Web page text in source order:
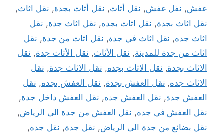
عفش, نفل عفش, نقل أثاث, نقل أثاث بجدة, نقل اثاث,
نقل اثاث بجدة, نقل اثاث بجده, نقل اثاث جدة, نقل
اثاث جده, نقل اثاث في جدة, نقل اثاث من جدة, نقل
اثاث من جدة للمدينة, نقل الأثاث, نقل الأثاث جدة, نقل
الاثاث بجدة, نقل الاثاث بجده, نقل الاثاث جدة, نقل
الاثاث جده, نقل العفش بجدة, نقل العفش بجده, نقل
العفش جدة, نقل العفش جده, نقل العفش داخل جدة,
نقل العفش في جده, نقل العفش من جدة الى الرياض,
نقل بضائع من جدة الى الرياض, نقل جدة, نقل جده,